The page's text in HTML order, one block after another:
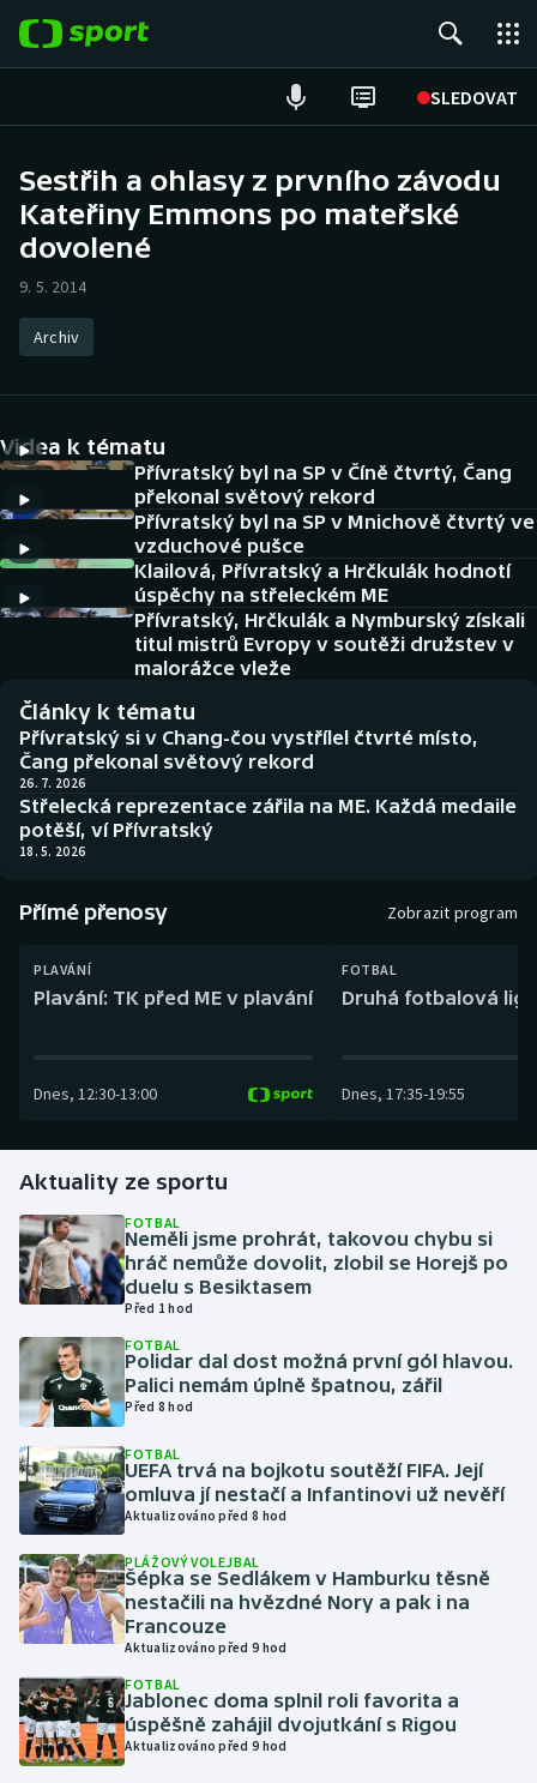
SLEDOVAT
Hokej
Atletika
DALŠÍ SPORTY
Americký fotbal
Baseball a softbal
Basketbal
Boby a skeleton
Box
Curling
Dostihy
Florbal
Házená
Jezdectví
Judo
Krasobruslení
Lezení
Lyže a snowboard
Moderní pětiboj
Motorsport
Olympijské hry
Parasport
Plavání
NEPŘEHLÉDNĚTE
Soutěže
Historické návraty
Aplikace ČT sport
AZ kvíz
Sestřih a ohlasy z prvního závodu
Kateřiny Emmons po mateřské
dovolené
9. 5. 2014
Archiv
Videa k tématu
Přívratský byl na SP v Číně čtvrtý, Čang
překonal světový rekord
Přívratský byl na SP v Mnichově čtvrtý ve
vzduchové pušce
Klailová, Přívratský a Hrčkulák hodnotí
úspěchy na střeleckém ME
Přívratský, Hrčkulák a Nymburský získali
titul mistrů Evropy v soutěži družstev v
malorážce vleže
Články k tématu
Přívratský si v Chang-čou vystřílel čtvrté místo,
Čang překonal světový rekord
26. 7. 2026
Střelecká reprezentace zářila na ME. Každá medaile
potěší, ví Přívratský
18. 5. 2026
Přímé přenosy Zobrazit program
PLAVÁNÍ
Plavání: TK před ME v plavání
Dnes, 12:30-13:00
FOTBAL
Druhá fotbalová
Dnes, 17:35-19:55
Aktuality ze sportu
FOTBAL
Neměli jsme prohrát, takovou chybu si
hráč nemůže dovolit, zlobil se Horejš po
duelu s Besiktasem
Před 1 hod
FOTBAL
Polidar dal dost možná první gól hlavou.
Palici nemám úplně špatnou, zářil
Před 8 hod
FOTBAL
UEFA trvá na bojkotu soutěží FIFA. Její
omluva jí nestačí a Infantinovi už nevěří
Aktualizováno před 8 hod
PLÁŽOVÝ VOLEJBAL
Šépka se Sedlákem v Hamburku těsně
nestačili na hvězdné Nory a pak i na
Francouze
Aktualizováno před 9 hod
FOTBAL
Jablonec doma splnil roli favorita a
úspěšně zahájil dvojutkání s Rigou
Aktualizováno před 9 hod